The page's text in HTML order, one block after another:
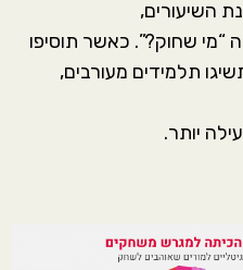
השיעורים,
“מי שחוק?”. כאשר תוסיפו
תלמידים מעורבים,
יותר.